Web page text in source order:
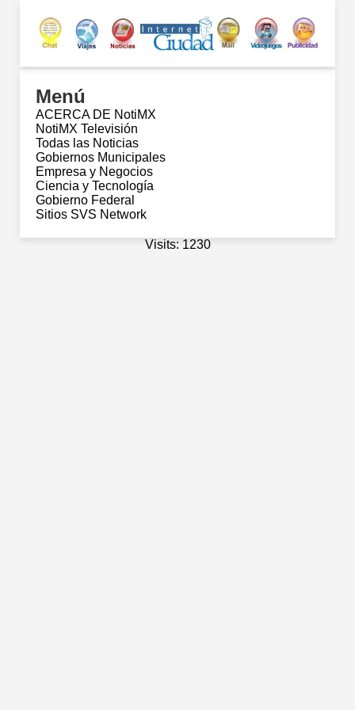
Menú
ACERCA DE NotiMX
NotiMX Televisión
Todas las Noticias
Gobiernos Municipales
Empresa y Negocios
Ciencia y Tecnología
Gobierno Federal
Sitios SVS Network
Visits: 1230